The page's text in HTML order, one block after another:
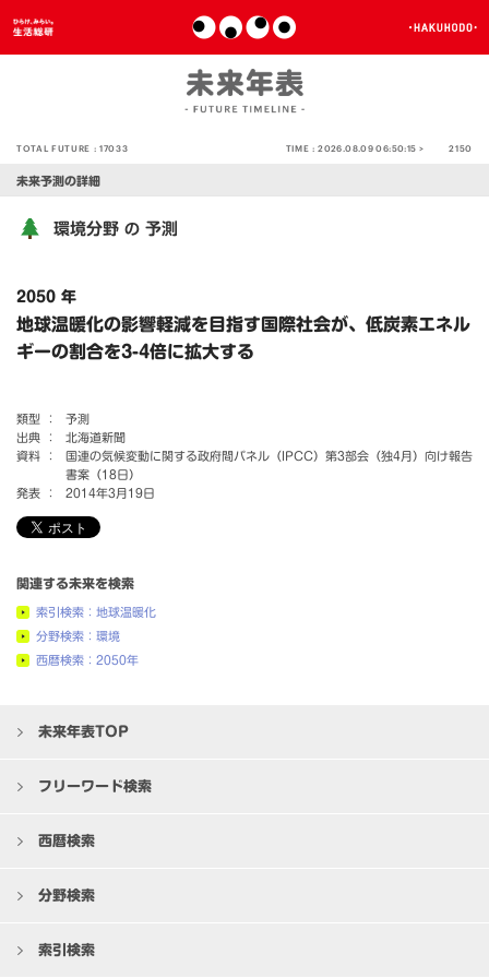
TOTAL FUTURE :17033 TIME :2026.08.09 06:50:15 > 2150
未来予測の詳細
環境分野 の 予測
2050 年
地球温暖化の影響軽減を目指す国際社会が、低炭素エネル
ギーの割合を3-4倍に拡大する
類型 ：
予測
出典 ：
北海道新聞
資料 ：
国連の気候変動に関する政府間パネル（IPCC）第3部会（独4月）向け報告
書案（18日）
発表 ：
2014年3月19日
関連する未来を検索
索引検索：地球温暖化
分野検索：環境
西暦検索：2050年
未来年表TOP
フリーワード検索
西暦検索
分野検索
索引検索